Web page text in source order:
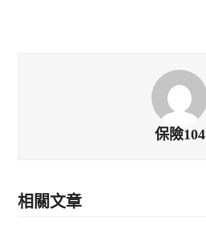
保險104
相關文章